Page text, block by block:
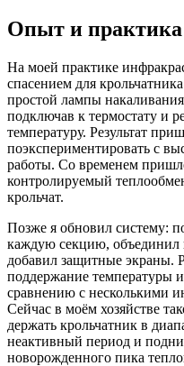
Опыт и практика
На моей практике
спасением для
простой лампы
подключав к термостату и
температуру. Результат
поэкспериментировать с
работы. Со временем
контролируемый
крольчат.
Позже я обновил систему:
каждую секцию, объединил
добавил защитные экраны.
поддержание температуры
сравнению с несколькими
Сейчас в моём хозяйстве
держать крольчатник в
неактивный период и
новорожденного пика